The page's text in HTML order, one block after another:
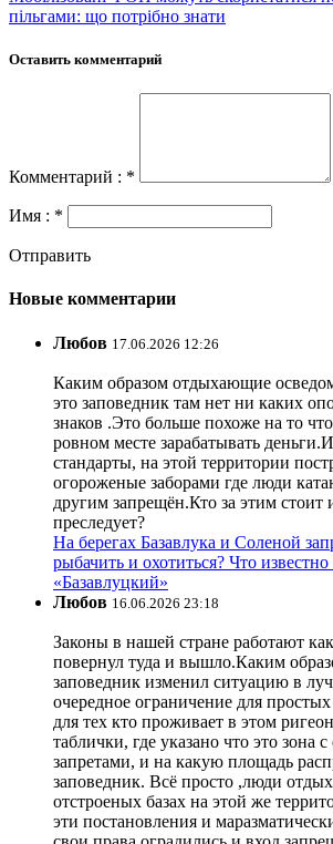
пільгами: що потрібно знати
Оставить комментарий
Комментарий : *
Имя : *
Отправить
Новые комментарии
Любов 17.06.2026 12:26
Каким образом отдыхающие
это заповедник там нет ни каких
знаков .Это больше похоже на то
ровном месте зарабатывать
стандарты, на этой территории
огороженые заборами где люди
другим запрещён.Кто за этим стоит
преследует?
На берегах Базавлука и Соленой
рыбачить и охотиться? Что известно
«Базавлуцкий»
Любов 16.06.2026 23:18
Законы в нашей стране работают
повернул туда и вышло.Каким
заповедник изменил ситуацию в
очередное ограничение для
для тех кто проживает в этом
таблички, где указано что это зона
запретами, и на какую площадь
заповедник. Всё просто ,люди
отстроеных базах на этой же
эти постановления и